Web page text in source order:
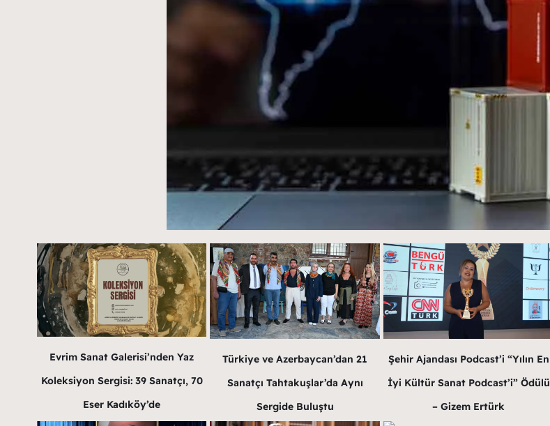
Evrim Sanat Galerisi’nden Yaz
Koleksiyon Sergisi: 39 Sanatçı, 70
Eser Kadıköy’de
Türkiye ve Azerbaycan’dan 21
Sanatçı Tahtakuşlar’da Aynı
Sergide Buluştu
Şehir Ajandası Podcast’i “Yılın En
İyi Kültür Sanat Podcast’i” Ödülü
– Gizem Ertürk